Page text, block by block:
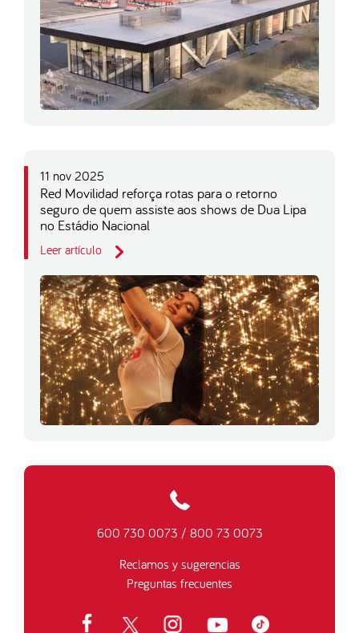
11 nov 2025
Red Movilidad reforça rotas para o retorno
seguro de quem assiste aos shows de Dua Lipa
no Estádio Nacional
Leer artículo
600 730 0073 / 800 73 0073
Reclamos y sugerencias
Preguntas frecuentes